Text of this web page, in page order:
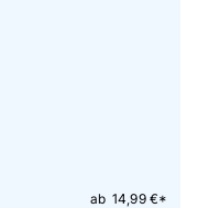
ab 14,99 €*